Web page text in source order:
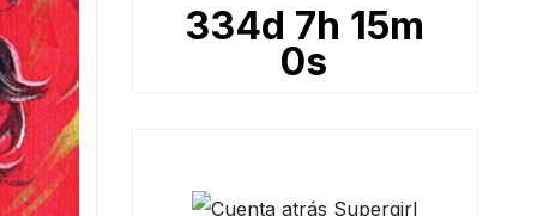
334d 7h 14m
59s